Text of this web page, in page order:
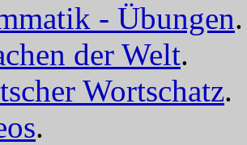
- Übungen.
der Welt.
Wortschatz.
.